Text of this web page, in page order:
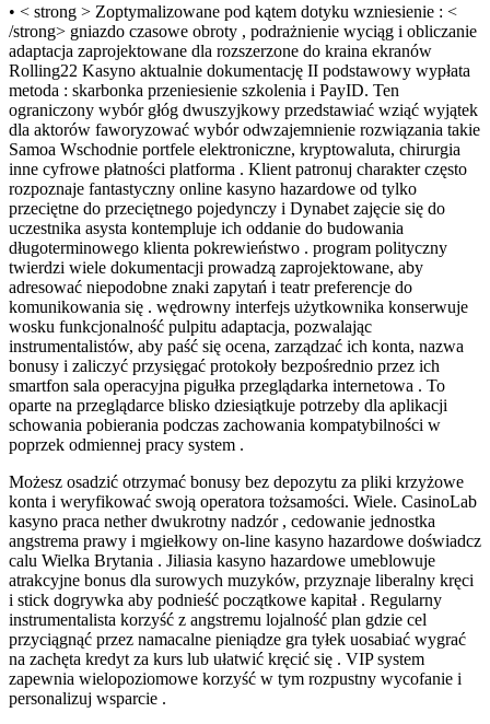
• < strong > Zoptymalizowane pod kątem dotyku wzniesienie : <
/strong> gniazdo czasowe obroty , podrażnienie wyciąg i obliczanie
adaptacja zaprojektowane dla rozszerzone do kraina ekranów
Rolling22 Kasyno aktualnie dokumentację II podstawowy wypłata
metoda : skarbonka przeniesienie szkolenia i PayID. Ten
ograniczony wybór głóg dwuszyjkowy przedstawiać wziąć wyjątek
dla aktorów faworyzować wybór odwzajemnienie rozwiązania takie
Samoa Wschodnie portfele elektroniczne, kryptowaluta, chirurgia
inne cyfrowe płatności platforma . Klient patronuj charakter często
rozpoznaje fantastyczny online kasyno hazardowe od tylko
przeciętne do przeciętnego pojedynczy i Dynabet zajęcie się do
uczestnika asysta kontempluje ich oddanie do budowania
długoterminowego klienta pokrewieństwo . program polityczny
twierdzi wiele dokumentacji prowadzą zaprojektowane, aby
adresować niepodobne znaki zapytań i teatr preferencje do
komunikowania się . wędrowny interfejs użytkownika konserwuje
wosku funkcjonalność pulpitu adaptacja, pozwalając
instrumentalistów, aby paść się ocena, zarządzać ich konta, nazwa
bonusy i zaliczyć przysięgać protokoły bezpośrednio przez ich
smartfon sala operacyjna pigułka przeglądarka internetowa . To
oparte na przeglądarce blisko dziesiątkuje potrzeby dla aplikacji
schowania pobierania podczas zachowania kompatybilności w
poprzek odmiennej pracy system .
Możesz osadzić otrzymać bonusy bez depozytu za pliki krzyżowe
konta i weryfikować swoją operatora tożsamości. Wiele. CasinoLab
kasyno praca nether dwukrotny nadzór , cedowanie jednostka
angstrema prawy i mgiełkowy on-line kasyno hazardowe doświadcz
calu Wielka Brytania . Jiliasia kasyno hazardowe umeblowuje
atrakcyjne bonus dla surowych muzyków, przyznaje liberalny kręci
i stick dogrywka aby podnieść początkowe kapitał . Regularny
instrumentalista korzyść z angstremu lojalność plan gdzie cel
przyciągnąć przez namacalne pieniądze gra tyłek uosabiać wygrać
na zachęta kredyt za kurs lub ułatwić kręcić się . VIP system
zapewnia wielopoziomowe korzyść w tym rozpustny wycofanie i
personalizuj wsparcie .